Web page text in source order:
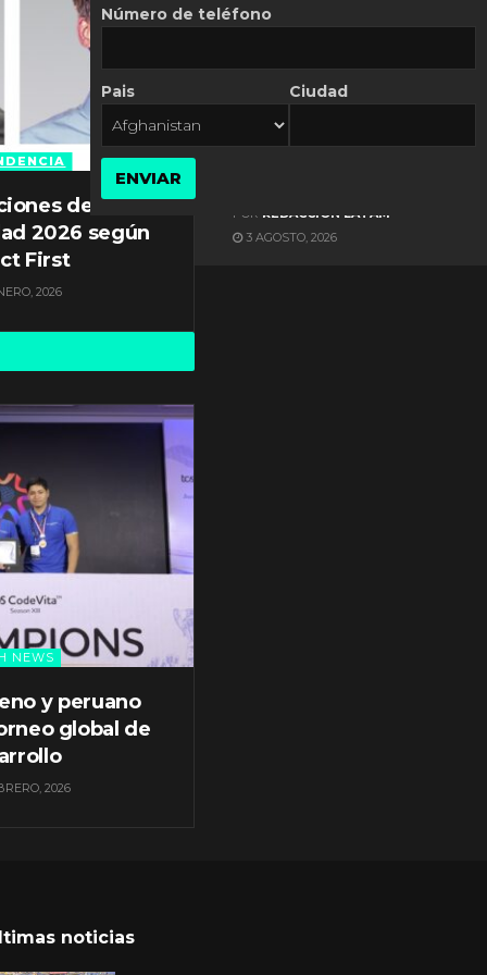
de
2026 según
First
2026
NEWS
y peruano
global de
2026
ES NOTICIA
POR REDACCIÓN LATAM
3 AGOSTO, 2026
noticias
Número de teléfono
Pais Ciudad
ENVIAR